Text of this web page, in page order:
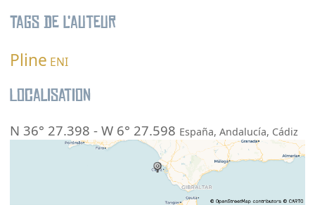
Tags de l’auteur
Pline ENI
Localisation
N 36° 27.398 -W 6° 27.598 España,Andalucía, Cádiz